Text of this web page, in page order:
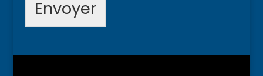
Envoyer